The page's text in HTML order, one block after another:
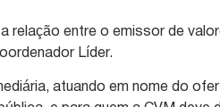
relação entre o emissor de
Líder.
atuando em nome do